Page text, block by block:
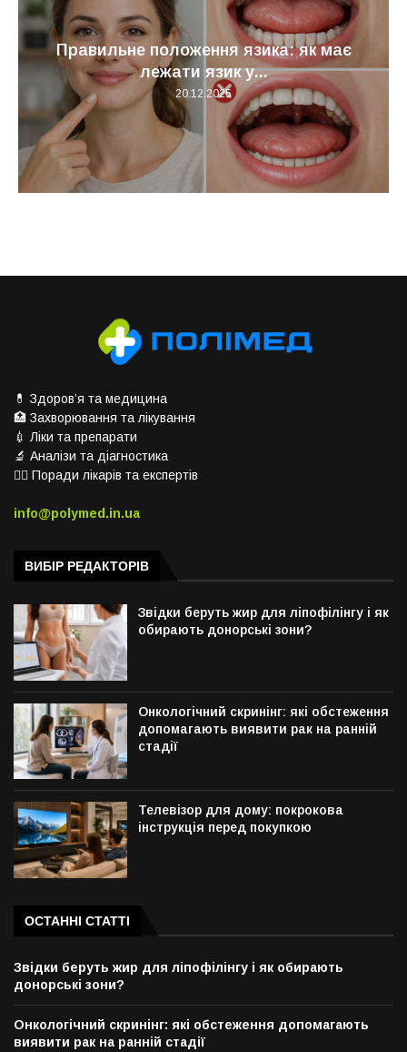
Правильне положення язика: як має
лежати язик у...
20.12.2025
💊 Здоров’я та медицина
🏥 Захворювання та лікування
💉 Ліки та препарати
🔬 Аналізи та діагностика
👨‍⚕️ Поради лікарів та експертів
info@polymed.in.ua
ВИБІР РЕДАКТОРІВ
Звідки беруть жир для ліпофілінгу і як
обирають донорські зони?
Онкологічний скринінг: які обстеження
допомагають виявити рак на ранній
стадії
Телевізор для дому: покрокова
інструкція перед покупкою
ОСТАННІ СТАТТІ
Звідки беруть жир для ліпофілінгу і як обирають
донорські зони?
Онкологічний скринінг: які обстеження допомагають
виявити рак на ранній стадії